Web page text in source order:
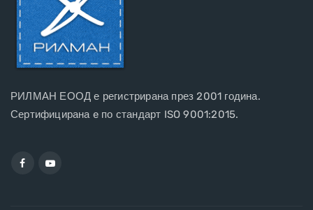
РИЛМАН ЕООД е регистрирана през 2001 година.
Сертифицирана e по стандарт ISO 9001:2015.